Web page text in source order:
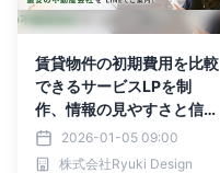
賃貸物件の初期費用を比較
できるサービスLPを制
作、情報の見やすさと信頼
感を重視した不動産向けL
Pデザイン事例を公開
2026-01-05 09:00
株式会社Ryuki Design